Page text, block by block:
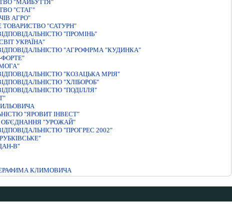
"МАЙБУТТЯ"
"СТАГ"
АГРО"
ТОВАРИСТВО "САТУРН"
"ПРОМIНЬ"
УКРАЇНА"
"АГРОФIРМА "КУДИНКА"
"КОЗАЦЬКА МРIЯ"
"ХЛIБОРОБ"
"ПОДІЛЛЯ"
"ЯРОВИТ ІНВЕСТ"
ОБ'ЄДНАННЯ "УРОЖАЙ"
"ПРОГРЕС 2002"
В"
КЛИМОВИЧА